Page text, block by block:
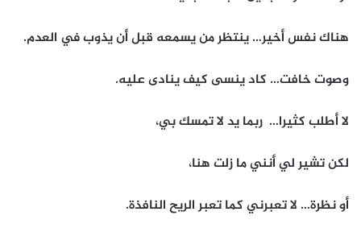
هناك نفس أخير… ينتظر من يسمعه قبل أن يذوب في العدم.
وصوت خافت… كاد ينسى كيف ينادى عليه.
لا أطلب كثيرا… ربما يد لا تمسك بي،
لكن تشير لي أنني ما زلت هنا،
أو نظرة… لا تعبرني كما تعبر الريح النافذة.